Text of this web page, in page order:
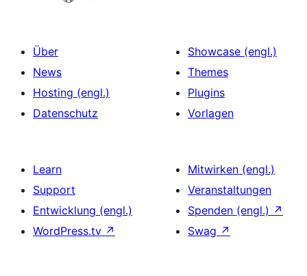
Über
News
Hosting (engl.)
Datenschutz
Showcase (engl.)
Themes
Plugins
Vorlagen
Learn
Support
Entwicklung (engl.)
WordPress.tv ↗
Mitwirken (engl.)
Veranstaltungen
Spenden (engl.) ↗
Swag ↗